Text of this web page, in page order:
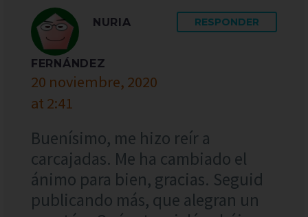
NURIA
FERNÁNDEZ
20 noviembre, 2020
at 2:41
RESPONDER
Buenísimo, me hizo reír a
carcajadas. Me ha cambiado el
ánimo para bien, gracias. Seguid
publicando más, que alegran un